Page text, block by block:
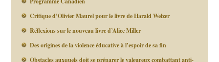
Critique d’Olivier Maurel pour le livre de Harald Welzer
Réflexions sur le nouveau livre d’Alice Miller
Des origines de la violence éducative à l’espoir de sa fin
Obstacles auxquels doit se préparer le valeureux combattant anti-